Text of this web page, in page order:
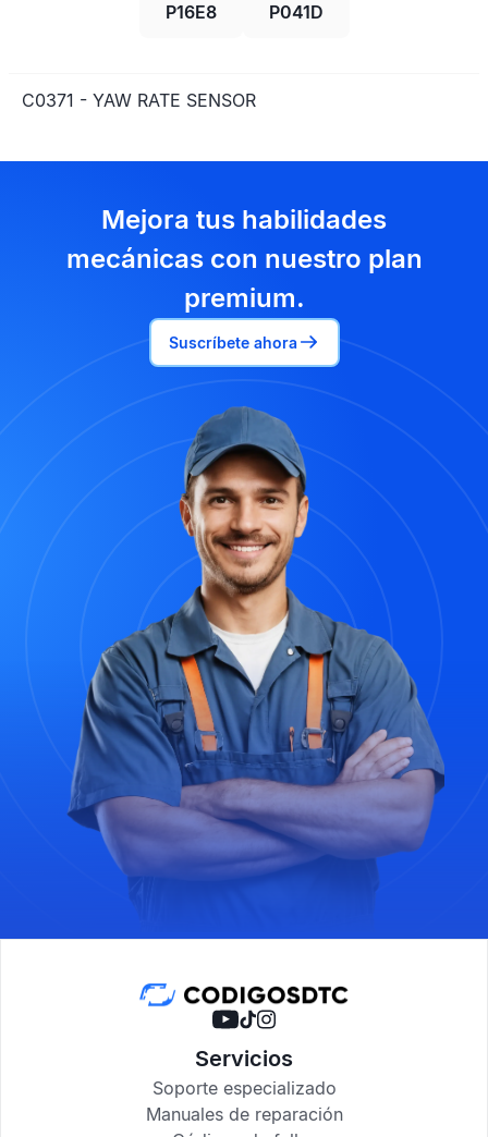
P16E8 P041D
C0371 - YAW RATE SENSOR
Mejora tus habilidades
mecánicas con nuestro plan
premium.
Suscríbete ahora
Servicios
Soporte especializado
Manuales de reparación